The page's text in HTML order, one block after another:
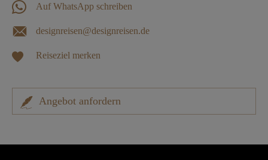
Auf WhatsApp schreiben
designreisen@designreisen.de
Reiseziel merken
Angebot anfordern